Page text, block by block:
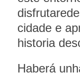
cidade e
historia
Haberá